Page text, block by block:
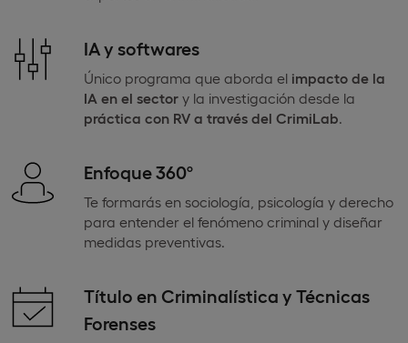
IA y softwares
Único programa que aborda el impacto de la
IA en el sector y la investigación desde la
práctica con RV a través del CrimiLab.
Enfoque 360º
Te formarás en sociología, psicología y derecho
para entender el fenómeno criminal y diseñar
medidas preventivas.
Título en Criminalística y Técnicas
Forenses